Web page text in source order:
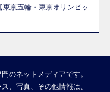
京五輪・東京オリンピッ
のネットメディアです。
、写真、その他情報は、